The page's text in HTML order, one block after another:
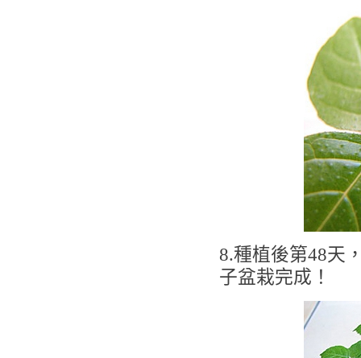
8.種植後第48天
子盆栽完成！